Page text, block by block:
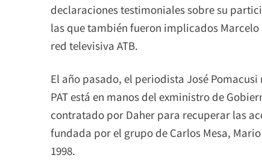
declaraciones testimoniales sobre su
las que también fueron implicados
red televisiva ATB.
El año pasado, el periodista José
PAT está en manos del exministro de
contratado por Daher para recuperar las
fundada por el grupo de Carlos Mesa,
1998.